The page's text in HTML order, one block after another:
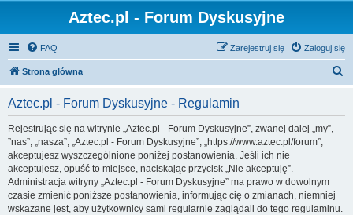
Aztec.pl - Forum Dyskusyjne
FAQ Zaloguj się
Zarejestruj się
Strona główna
Aztec.pl - Forum Dyskusyjne - Regulamin
Rejestrując się na witrynie „Aztec.pl - Forum Dyskusyjne”, zwanej dalej „my”,
”nas”, „nasza”, „Aztec.pl - Forum Dyskusyjne”, „https://www.aztec.pl/forum”,
akceptujesz wyszczególnione poniżej postanowienia. Jeśli ich nie
akceptujesz, opuść to miejsce, naciskając przycisk „Nie akceptuję”.
Administracja witryny „Aztec.pl - Forum Dyskusyjne” ma prawo w dowolnym
czasie zmienić poniższe postanowienia, informując cię o zmianach, niemniej
wskazane jest, aby użytkownicy sami regularnie zaglądali do tego regulaminu.